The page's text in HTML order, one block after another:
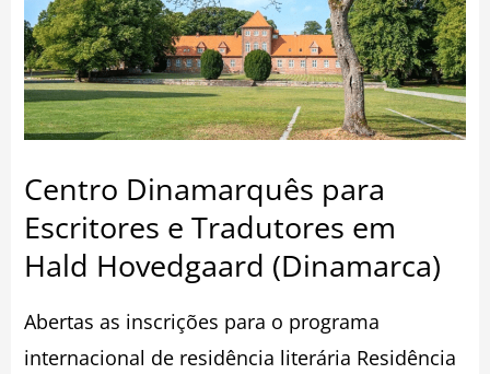
Centro Dinamarquês para
Escritores e Tradutores em
Hald Hovedgaard (Dinamarca)
Abertas as inscrições para o programa
internacional de residência literária Residência
Escritores
e
Tradutores
em
Hovedgaard
(Dinamarca)